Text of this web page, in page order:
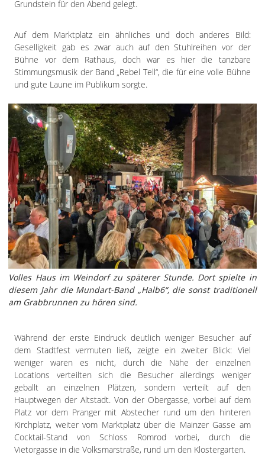
Grundstein für den Abend gelegt.
Auf dem Marktplatz ein ähnliches und doch anderes Bild:
Geselligkeit gab es zwar auch auf den Stuhlreihen vor der
Bühne vor dem Rathaus, doch war es hier die tanzbare
Stimmungsmusik der Band „Rebel Tell“, die für eine volle Bühne
und gute Laune im Publikum sorgte.
Volles Haus im Weindorf zu späterer Stunde. Dort spielte in
diesem Jahr die Mundart-Band „Halb6“, die sonst traditionell
am Grabbrunnen zu hören sind.
Während der erste Eindruck deutlich weniger Besucher auf
dem Stadtfest vermuten ließ, zeigte ein zweiter Blick: Viel
weniger waren es nicht, durch die Nähe der einzelnen
Locations verteilten sich die Besucher allerdings weniger
geballt an einzelnen Plätzen, sondern verteilt auf den
Hauptwegen der Altstadt. Von der Obergasse, vorbei auf dem
Platz vor dem Pranger mit Abstecher rund um den hinteren
Kirchplatz, weiter vom Marktplatz über die Mainzer Gasse am
Cocktail-Stand von Schloss Romrod vorbei, durch die
Vietorgasse in die Volksmarstraße, rund um den Klostergarten.